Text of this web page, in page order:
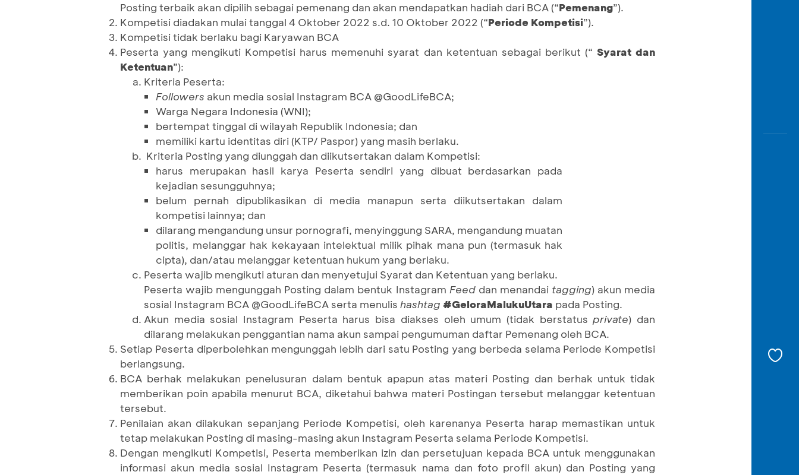
Posting terbaik akan dipilih sebagai pemenang dan akan mendapatkan hadiah dari BCA (“Pemenang”).
Kompetisi diadakan mulai tanggal 4 Oktober 2022 s.d. 10 Oktober 2022 (“Periode Kompetisi”).
Kompetisi tidak berlaku bagi Karyawan BCA
Peserta yang mengikuti Kompetisi harus memenuhi syarat dan ketentuan sebagai berikut (“ Syarat dan
Ketentuan”):
Kriteria Peserta:
Followers akun media sosial Instagram BCA @GoodLifeBCA;
Warga Negara Indonesia (WNI);
bertempat tinggal di wilayah Republik Indonesia; dan
memiliki kartu identitas diri (KTP/ Paspor) yang masih berlaku.
Kriteria Posting yang diunggah dan diikutsertakan dalam Kompetisi:
harus merupakan hasil karya Peserta sendiri yang dibuat berdasarkan pada
kejadian sesungguhnya;
belum pernah dipublikasikan di media manapun serta diikutsertakan dalam
kompetisi lainnya; dan
dilarang mengandung unsur pornografi, menyinggung SARA, mengandung muatan
politis, melanggar hak kekayaan intelektual milik pihak mana pun (termasuk hak
cipta), dan/atau melanggar ketentuan hukum yang berlaku.
Peserta wajib mengikuti aturan dan menyetujui Syarat dan Ketentuan yang berlaku.
Peserta wajib mengunggah Posting dalam bentuk Instagram Feeddan menandai tagging) akun media
sosial Instagram BCA @GoodLifeBCA serta menulis hashtag #GeloraMalukuUtara pada Posting.
Akun media sosial Instagram Peserta harus bisa diakses oleh umum (tidak berstatusprivate) dan
dilarang melakukan penggantian nama akun sampai pengumuman daftar Pemenang oleh BCA.
Setiap Peserta diperbolehkan mengunggah lebih dari satu Posting yang berbeda selama Periode Kompetisi
berlangsung.
BCA berhak melakukan penelusuran dalam bentuk apapun atas materi Posting dan berhak untuk tidak
memberikan poin apabila menurut BCA, diketahui bahwa materi Postingan tersebut melanggar ketentuan
tersebut.
Penilaian akan dilakukan sepanjang Periode Kompetisi, oleh karenanya Peserta harap memastikan untuk
tetap melakukan Posting di masing-masing akun Instagram Peserta selama Periode Kompetisi.
Dengan mengikuti Kompetisi, Peserta memberikan izin dan persetujuan kepada BCA untuk menggunakan
informasi akun media sosial Instagram Peserta (termasuk nama dan foto profil akun) dan Posting yang